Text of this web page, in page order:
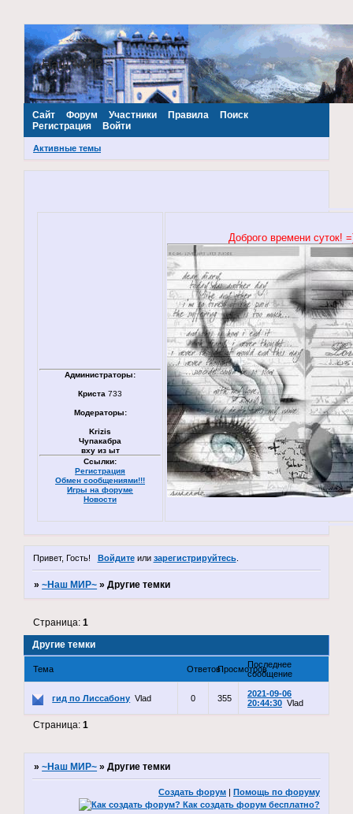
~Наш МИР~
Сайт Форум Участники Правила
Поиск
Регистрация
Войти
Активные темы
Администраторы:
Криста 733
Модераторы:
Krizis
Чупакабра
вху из ыт
Ссылки:
Регистрация
Обмен сообщениями!!!
Игры на форуме
Новости
Доброго времени суток!
Привет, Гость! Войдитеили зарегистрируйтесь.
»~Наш МИР~ »Другие темки
Другие темки
Страница:1
Тема ОтветовПросмотровПоследнее
сообщение
гид по Лиссабону Vlad 0 355
2021-09-06
20:44:30 Vlad
Страница:1
»~Наш МИР~ »Другие темки
Создать форум | Помощь по форуму